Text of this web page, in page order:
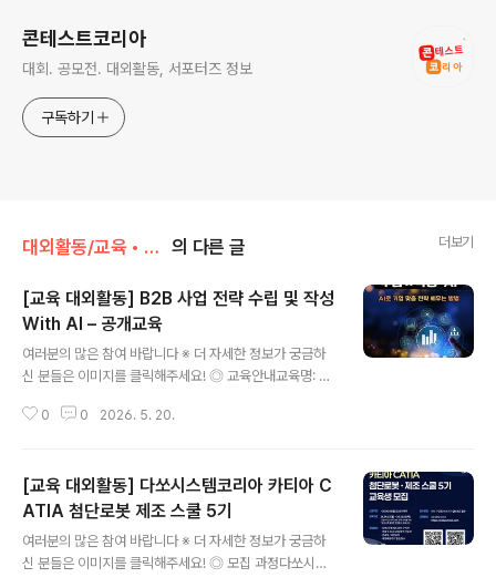
콘테스트코리아
대회. 공모전. 대외활동, 서포터즈 정보
구독하기
대외활동/교육 • 강연 • 멘토링 의 다른 글 더보기
[교육 대외활동] B2B 사업 전략 수립 및 작성
With AI – 공개교육
여러분의 많은 참여 바랍니다 ※ 더 자세한 정보가 궁금하
신 분들은 이미지를 클릭해주세요! ◎ 교육안내교육명: B2
9:30~17:30 (7시간)접수 마감: 6.15(월), 선착순 마감교
~ 20% 할인진행 형태: 오프라인, 온라인 Live 동시 진행
(택1)제공 사항: 교재, 수료증준비물: 노트북 필수 지참(AI
활용) ◎ 교육특징* 복잡한 B2B 시장과 고객 정보를 AI
기반으로 빠르게 구조화하는 방법을 익힙니다.* 사업 전략
0 0 2026. 5. 20.
[교육 대외활동] 다쏘시스템코리아 카티아 C
ATIA 첨단로봇 제조 스쿨 5기
여러분의 많은 참여 바랍니다 ※ 더 자세한 정보가 궁금하
신 분들은 이미지를 클릭해주세요! ◎ 모집 과정다쏘시스